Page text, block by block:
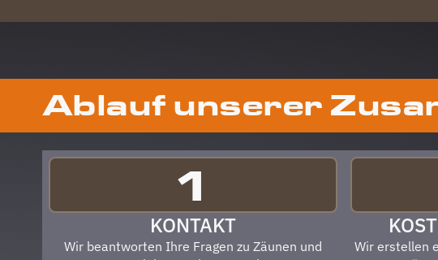
Ablauf unserer
1
KONTAKT
Wir beantworten Ihre Fragen zu Zäunen und
Wir erstellen